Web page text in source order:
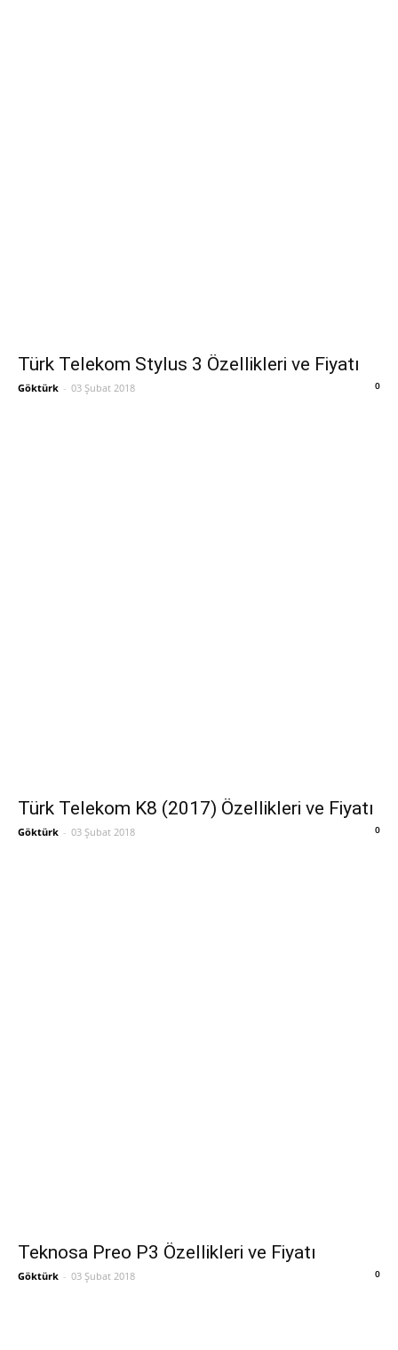
Türk Telekom Stylus 3 Özellikleri ve Fiyatı
Göktürk - 03 Şubat 2018 0
Türk Telekom K8 (2017) Özellikleri ve Fiyatı
Göktürk - 03 Şubat 2018 0
Teknosa Preo P3 Özellikleri ve Fiyatı
Göktürk - 03 Şubat 2018 0